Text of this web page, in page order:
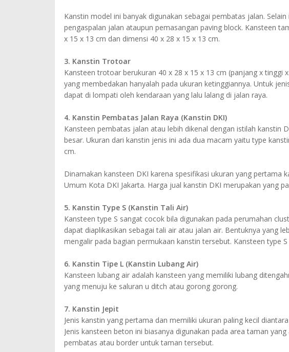
Kanstin model ini banyak digunakan sebagai pembatas jalan.
pengaspalan jalan ataupun pemasangan paving block. Kansteen
x 15 x 13 cm dan dimensi 40 x 28 x 15 x 13 cm.
3. Kanstin Trotoar
Kansteen trotoar berukuran 40 x 28 x 15 x 13 cm (panjang x tinggi
yang membedakan hanyalah pada ukuran ketinggiannya. Untuk
dapat di lompati oleh kendaraan yang lalu lalang di jalan raya.
4. Kanstin Pembatas Jalan Raya (Kanstin DKI)
Kansteen pembatas jalan atau lebih dikenal dengan istilah kanstin
besar. Ukuran dari kanstin jenis ini ada dua macam yaitu type
cm.
Dinamakan kansteen DKI karena spesifikasi ukuran yang pertama
Umum Kota DKI Jakarta. Harga jual kanstin DKI merupakan yang
5. Kanstin Type S (Kanstin Tali Air)
Kansteen type S sangat cocok bila digunakan pada perumahan
dapat diaplikasikan sebagai tali air atau jalan air. Bentuknya yang
mengalir pada bagian permukaan kanstin tersebut. Kansteen type
6. Kanstin Tipe L (Kanstin Lubang Air)
Kansteen lubang air adalah kansteen yang memiliki lubang
yang menuju ke saluran u ditch atau gorong gorong.
7. Kanstin Jepit
Jenis kanstin yang pertama dan memiliki ukuran paling kecil
Jenis kansteen beton ini biasanya digunakan pada area taman
pembatas atau border untuk taman tersebut.